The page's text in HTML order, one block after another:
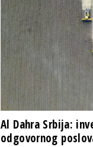
Al Dahra Srbija:
odgovornog